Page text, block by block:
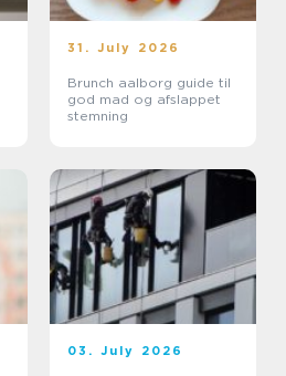
31. July 2026
Brunch aalborg guide til
god mad og afslappet
stemning
03. July 2026